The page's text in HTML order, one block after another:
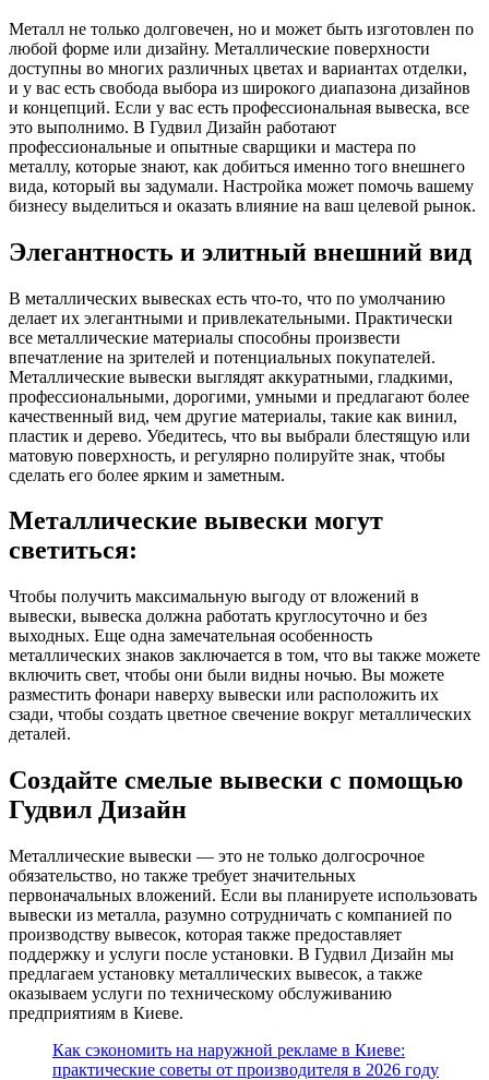
Металл не только долговечен, но и может быть изготовлен по
любой форме или дизайну. Металлические поверхности
доступны во многих различных цветах и ​​вариантах отделки,
и у вас есть свобода выбора из широкого диапазона дизайнов
и концепций. Если у вас есть профессиональная вывеска, все
это выполнимо. В Гудвил Дизайн работают
профессиональные и опытные сварщики и мастера по
металлу, которые знают, как добиться именно того внешнего
вида, который вы задумали. Настройка может помочь вашему
бизнесу выделиться и оказать влияние на ваш целевой рынок.
Элегантность и элитный внешний вид
В металлических вывесках есть что-то, что по умолчанию
делает их элегантными и привлекательными. Практически
все металлические материалы способны произвести
впечатление на зрителей и потенциальных покупателей.
Металлические вывески выглядят аккуратными, гладкими,
профессиональными, дорогими, умными и предлагают более
качественный вид, чем другие материалы, такие как винил,
пластик и дерево. Убедитесь, что вы выбрали блестящую или
матовую поверхность, и регулярно полируйте знак, чтобы
сделать его более ярким и заметным.
Металлические вывески могут
светиться:
Чтобы получить максимальную выгоду от вложений в
вывески, вывеска должна работать круглосуточно и без
выходных. Еще одна замечательная особенность
металлических знаков заключается в том, что вы также можете
включить свет, чтобы они были видны ночью. Вы можете
разместить фонари наверху вывески или расположить их
сзади, чтобы создать цветное свечение вокруг металлических
деталей.
Создайте смелые вывески с помощью
Гудвил Дизайн
Металлические вывески — это не только долгосрочное
обязательство, но также требует значительных
первоначальных вложений. Если вы планируете использовать
вывески из металла, разумно сотрудничать с компанией по
производству вывесок, которая также предоставляет
поддержку и услуги после установки. В Гудвил Дизайн мы
предлагаем установку металлических вывесок, а также
оказываем услуги по техническому обслуживанию
предприятиям в Киеве.
Как сэкономить на наружной рекламе в Киеве:
практические советы от производителя в 2026 году